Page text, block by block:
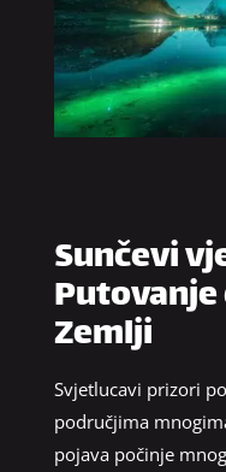
Sunčevi
Zemlji
Svjetlucavi prizori
područjima
pojava počinje